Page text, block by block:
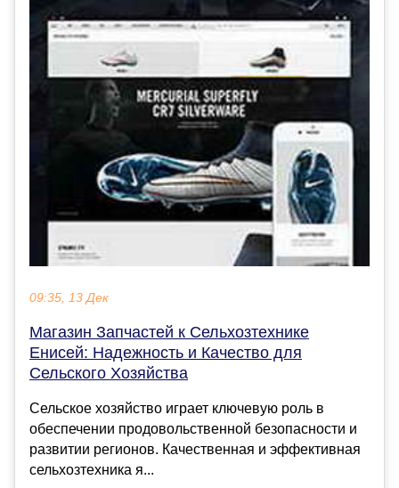
09:35, 13 Дек
Магазин Запчастей к Сельхозтехнике
Енисей: Надежность и Качество для
Сельского Хозяйства
Сельское хозяйство играет ключевую роль в
обеспечении продовольственной безопасности и
развитии регионов. Качественная и эффективная
сельхозтехника я...